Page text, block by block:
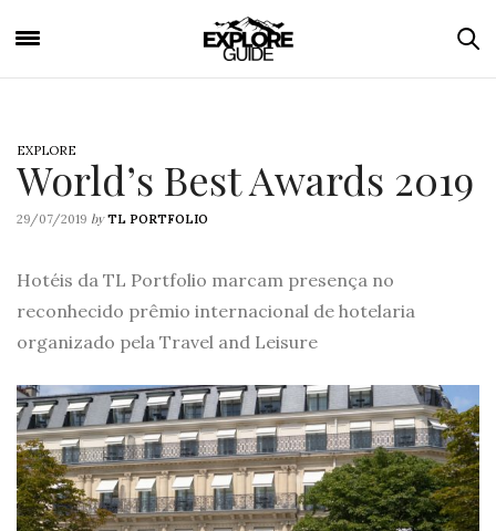
EXPLORE
World’s Best Awards 2019
29/07/2019 by TL PORTFOLIO
Hotéis da TL Portfolio marcam presença no
reconhecido prêmio internacional de hotelaria
organizado pela Travel and Leisure